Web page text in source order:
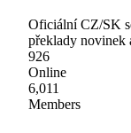
Oficiální CZ/SK
překlady novinek
926
Online
6,011
Members